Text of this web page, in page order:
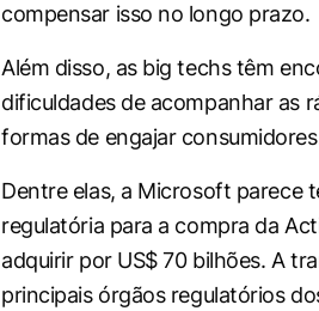
compensar isso no longo prazo.
Além disso, as big techstêm
dificuldades de acompanhar as
formas de engajar
Dentre elas, a Microsoft parece
regulatória para a compra da
adquirir por US$ 70 bilhões. A
principais órgãos regulatórios